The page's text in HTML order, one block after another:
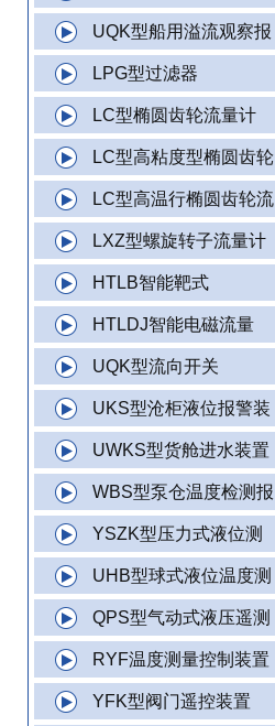
UQK型船用溢流观察报
LPG型过滤器
LC型椭圆齿轮流量计
LC型高粘度型椭圆齿轮
LC型高温行椭圆齿轮流
LXZ型螺旋转子流量计
HTLB智能靶式
HTLDJ智能电磁流量
UQK型流向开关
UKS型沧柜液位报警装
UWKS型货舱进水装置
WBS型泵仓温度检测报
YSZK型压力式液位测
UHB型球式液位温度测
QPS型气动式液压遥测
RYF温度测量控制装置
YFK型阀门遥控装置